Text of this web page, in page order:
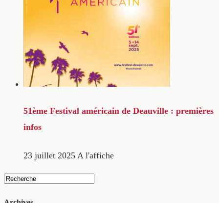
51ème Festival américain de Deauville : premières
infos
23 juillet 2025 A l'affiche